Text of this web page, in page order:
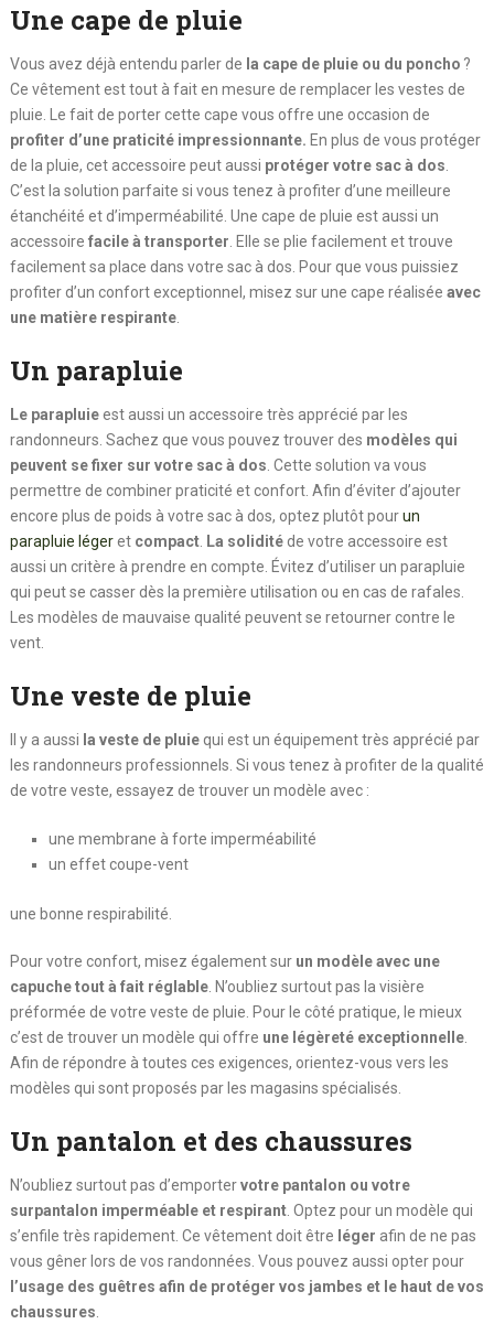
Une cape de pluie
Vous avez déjà entendu parler de la cape de pluie ou du poncho ?
Ce vêtement est tout à fait en mesure de remplacer les vestes de
pluie. Le fait de porter cette cape vous offre une occasion de
profiter d’une praticité impressionnante. En plus de vous protéger
de la pluie, cet accessoire peut aussi protéger votre sac à dos
C’est la solution parfaite si vous tenez à profiter d’une meilleure
étanchéité et d’imperméabilité. Une cape de pluie est aussi un
accessoire facile à transporter . Elle se plie facilement et trouve
facilement sa place dans votre sac à dos. Pour que vous puissiez
profiter d’un confort exceptionnel, misez sur une cape réalisée avec
une matière respirante.
Un parapluie
Le parapluieest aussi un accessoire très apprécié par les
randonneurs. Sachez que vous pouvez trouver des modèles qui
peuvent se fixer sur votre sac à dos . Cette solution va vous
permettre de combiner praticité et confort. Afin d’éviter d’ajouter
encore plus de poids à votre sac à dos, optez plutôt pourun
parapluie légeret compact. La soliditéde votre accessoire est
aussi un critère à prendre en compte. Évitez d’utiliser un parapluie
qui peut se casser dès la première utilisation ou en cas de rafales.
Les modèles de mauvaise qualité peuvent se retourner contre le
vent.
Une veste de pluie
Il y a aussi la veste de pluiequi est un équipement très apprécié par
les randonneurs professionnels. Si vous tenez à profiter de la qualité
de votre veste, essayez de trouver un modèle avec :
une membrane à forte imperméabilité
un effet coupe-vent
une bonne respirabilité.
Pour votre confort, misez également sur un modèle avec une
capuche tout à fait réglable. N’oubliez surtout pas la visière
préformée de votre veste de pluie. Pour le côté pratique, le mieux
c’est de trouver un modèle qui offre une légèreté exceptionnelle.
Afin de répondre à toutes ces exigences, orientez-vous vers les
modèles qui sont proposés par les magasins spécialisés.
Un pantalon et des chaussures
N’oubliez surtout pas d’emportervotre pantalon ou votre
surpantalon imperméable et respirant. Optez pour un modèle qui
s’enfile très rapidement. Ce vêtement doit être léger afin de ne pas
vous gêner lors de vos randonnées. Vous pouvez aussi opter pour
l’usage des guêtres afin de protéger vos jambes et le haut de vos
chaussures